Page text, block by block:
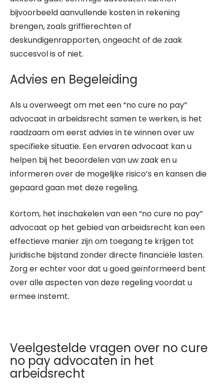
bijvoorbeeld aanvullende kosten in rekening
brengen, zoals griffierechten of
deskundigenrapporten, ongeacht of de zaak
succesvol is of niet.
Advies en Begeleiding
Als u overweegt om met een “no cure no pay”
advocaat in arbeidsrecht samen te werken, is het
raadzaam om eerst advies in te winnen over uw
specifieke situatie. Een ervaren advocaat kan u
helpen bij het beoordelen van uw zaak en u
informeren over de mogelijke risico’s en kansen die
gepaard gaan met deze regeling.
Kortom, het inschakelen van een “no cure no pay”
advocaat op het gebied van arbeidsrecht kan een
effectieve manier zijn om toegang te krijgen tot
juridische bijstand zonder directe financiële lasten.
Zorg er echter voor dat u goed geïnformeerd bent
over alle aspecten van deze regeling voordat u
ermee instemt.
Veelgestelde vragen over no cure
no pay advocaten in het
arbeidsrecht